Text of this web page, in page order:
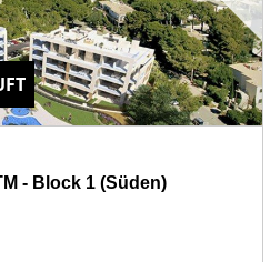
- Block 1 (Süden)